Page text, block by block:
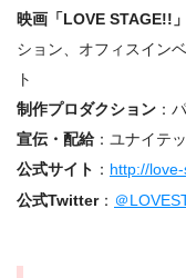
映画「LOVE STAGE!!
ション、オフィスイン
ト
制作プロダクション ：
宣伝・配給：ユナイテ
公式サイト ： http://
公式Twitter： ＠